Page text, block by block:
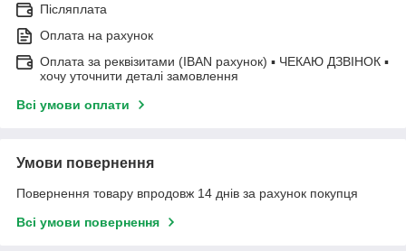
Післяплата
Оплата на рахунок
Оплата за реквізитами (IBAN рахунок) ▪ ЧЕКАЮ ДЗВІНОК ▪
хочу уточнити деталі замовлення
Всі умови оплати
Умови повернення
Повернення товару впродовж 14 днів за рахунок покупця
Всі умови повернення